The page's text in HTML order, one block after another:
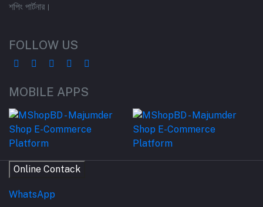
শপিং পার্টনার।
FOLLOW US
MOBILE APPS
Online Contack
WhatsApp